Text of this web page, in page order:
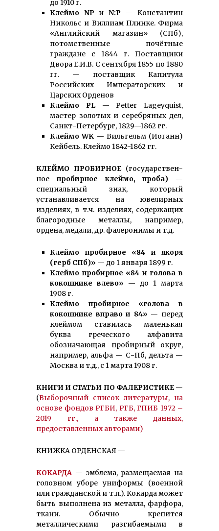
до 1910 г.
Клеймо NPи N:P— Константин
Никольс и Виллиам Плинке. Фирма
«Английский магазин» (СПб),
потомственные почётные
граждане с 1844 г. Поставщики
Двора Е.И.В. С сентября 1855 по 1880
гг. — поставщик Капитула
Российских Императорских и
Царских Орденов
Клеймо PL— Petter Lageyquist,
мастер золотых и серебряных дел,
Санкт-Петербург, 1829—1862 гг.
Клеймо WK — Вильгельм (Иоганн)
Кейбель. Клеймо 1842-1862 гг.
КЛЕЙМО ПРОБИРНОЕ(государст­вен­
ное пробирное клеймо, проба) —
специальный знак, который
устанавливается на ювелирных
изделиях, в т.ч. изделиях, содержащих
благородные металлы, например,
ордена, медали, др. фалеронимы и т.д.
Клеймо пробирное «84 и якоря
(герб СПб)» — до 1 января 1899 г.
Клеймо пробирное «84 и голова в
кокошнике влево» — до 1 марта
1908 г.
Клеймо пробирное «голова в
кокошнике вправо и 84» — перед
клеймом ставилась маленькая
буква греческого алфавита
обозначающая пробирный округ,
например, альфа — С-Пб, дельта —
Москва и т.д., с 1 марта 1908 г.
КНИГИ И СТАТЬИ ПО ФАЛЕРИСТИКЕ—
(Выборочный список литературы, на
основе фондов РГБИ, РГБ, ГПИБ 1972 –
2019 гг., а также данных,
предоставленных авторами)
КНИЖКА ОРДЕНСКАЯ —
КОКАРДА — эмблема, размещаемая на
головном уборе униформы (военной
или гражданской и т.п.). Кокарда может
быть выполнена из металла, фарфора,
ткани. Обычно крепится
металлическими разгибаемыми в